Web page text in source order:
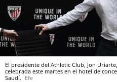
El presidente del Athletic Club, Jon
celebrada este martes en el hotel de
Saudí. Efe